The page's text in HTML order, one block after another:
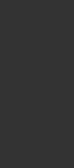
XT-6